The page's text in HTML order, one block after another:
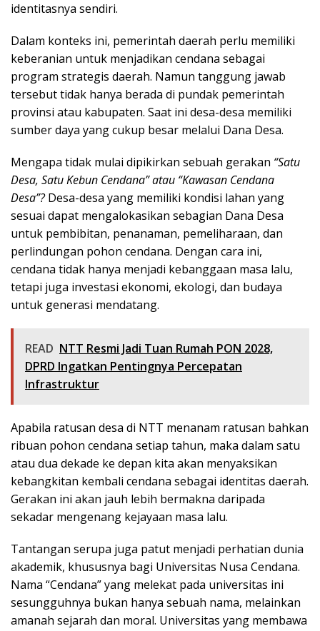
identitasnya sendiri.
Dalam konteks ini, pemerintah daerah perlu memiliki
keberanian untuk menjadikan cendana sebagai
program strategis daerah. Namun tanggung jawab
tersebut tidak hanya berada di pundak pemerintah
provinsi atau kabupaten. Saat ini desa-desa memiliki
sumber daya yang cukup besar melalui Dana Desa.
Mengapa tidak mulai dipikirkan sebuah gerakan “Satu
Desa, Satu Kebun Cendana” atau “Kawasan Cendana
Desa”?Desa-desa yang memiliki kondisi lahan yang
sesuai dapat mengalokasikan sebagian Dana Desa
untuk pembibitan, penanaman, pemeliharaan, dan
perlindungan pohon cendana. Dengan cara ini,
cendana tidak hanya menjadi kebanggaan masa lalu,
tetapi juga investasi ekonomi, ekologi, dan budaya
untuk generasi mendatang.
READ NTT Resmi Jadi Tuan Rumah PON 2028,
DPRD Ingatkan Pentingnya Percepatan
Infrastruktur
Apabila ratusan desa di NTT menanam ratusan bahkan
ribuan pohon cendana setiap tahun, maka dalam satu
atau dua dekade ke depan kita akan menyaksikan
kebangkitan kembali cendana sebagai identitas daerah.
Gerakan ini akan jauh lebih bermakna daripada
sekadar mengenang kejayaan masa lalu.
Tantangan serupa juga patut menjadi perhatian dunia
akademik, khususnya bagi Universitas Nusa Cendana.
Nama “Cendana” yang melekat pada universitas ini
sesungguhnya bukan hanya sebuah nama, melainkan
amanah sejarah dan moral. Universitas yang membawa